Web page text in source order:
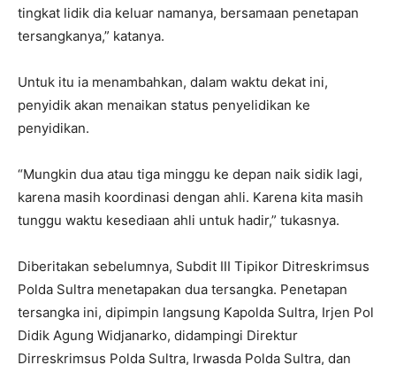
tingkat lidik dia keluar namanya, bersamaan penetapan
tersangkanya,” katanya.
Untuk itu ia menambahkan, dalam waktu dekat ini,
penyidik akan menaikan status penyelidikan ke
penyidikan.
“Mungkin dua atau tiga minggu ke depan naik sidik lagi,
karena masih koordinasi dengan ahli. Karena kita masih
tunggu waktu kesediaan ahli untuk hadir,” tukasnya.
Diberitakan sebelumnya, Subdit III Tipikor Ditreskrimsus
Polda Sultra menetapakan dua tersangka. Penetapan
tersangka ini, dipimpin langsung Kapolda Sultra, Irjen Pol
Didik Agung Widjanarko, didampingi Direktur
Dirreskrimsus Polda Sultra, Irwasda Polda Sultra, dan